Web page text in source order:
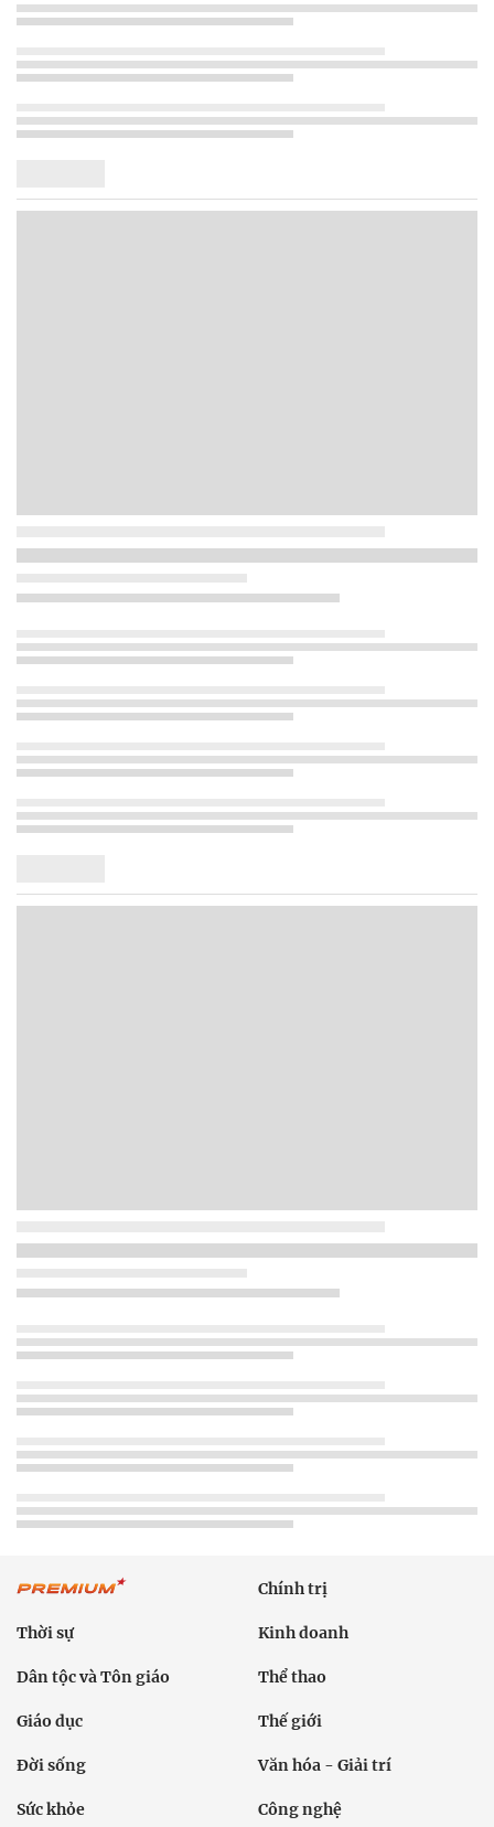
Chính trị
Thời sự Kinh doanh
Dân tộc và Tôn giáo Thể thao
Giáo dục Thế giới
Đời sống Văn hóa - Giải trí
Sức khỏe Công nghệ